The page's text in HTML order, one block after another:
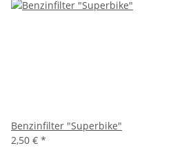
Benzinfilter "Superbike"
2,50 € *